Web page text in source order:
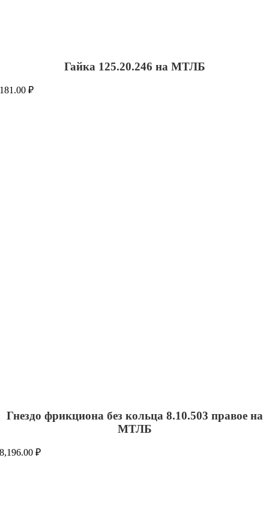
Гайка 125.20.246 на МТЛБ
181.00₽
Гнездо фрикциона без кольца 8.10.503 правое на
МТЛБ
8,196.00₽